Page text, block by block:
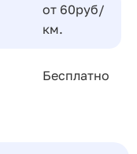
от 60руб/
км.
Бесплатно